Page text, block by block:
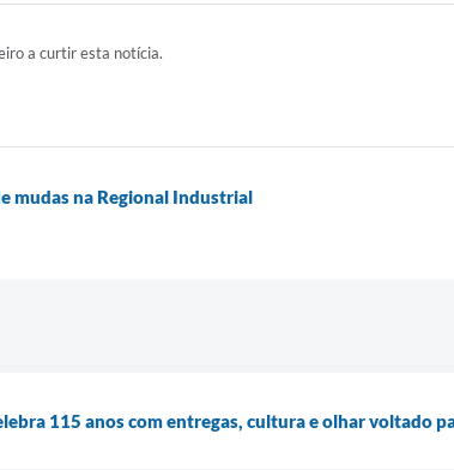
a curtir esta notícia.
mudas na Regional Industrial
115 anos com entregas, cultura e olhar voltado